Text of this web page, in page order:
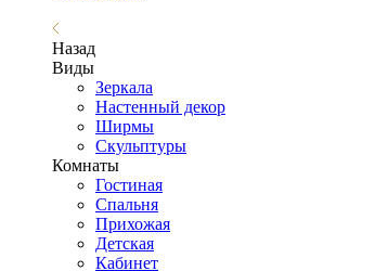
Назад
Виды
Зеркала
Настенный декор
Ширмы
Скульптуры
Комнаты
Гостиная
Спальня
Прихожая
Детская
Кабинет